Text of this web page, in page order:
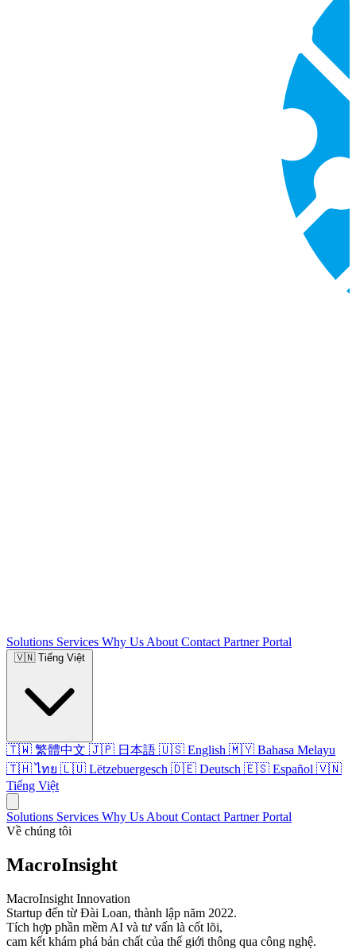
Solutions Services Why Us About Contact Partner Portal
🇻🇳 Tiếng Việt
🇹🇼 繁體中文 🇯🇵 日本語 🇺🇸 English 🇲🇾 Bahasa Melayu
🇹🇭 ไทย 🇱🇺 Lëtzebuergesch 🇩🇪 Deutsch 🇪🇸 Español 🇻🇳
Tiếng Việt
Solutions Services Why Us About Contact Partner Portal
Về chúng tôi
MacroInsight
MacroInsight Innovation
Startup đến từ Đài Loan, thành lập năm 2022.
Tích hợp phần mềm AI và tư vấn là cốt lõi,
cam kết khám phá bản chất của thế giới thông qua công nghệ.